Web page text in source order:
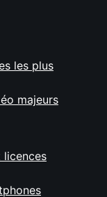
les plus
majeurs
licences